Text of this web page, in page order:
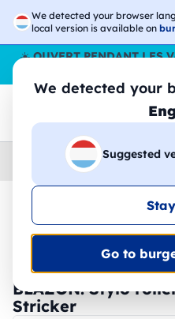
We detected your browser
local version is available on
We detected your
Suggested
Go to
☀️OUVERT PENDANT LES
Papeterie › stylos-
🔥 Impression
BLAZON. Stylo
Stricker